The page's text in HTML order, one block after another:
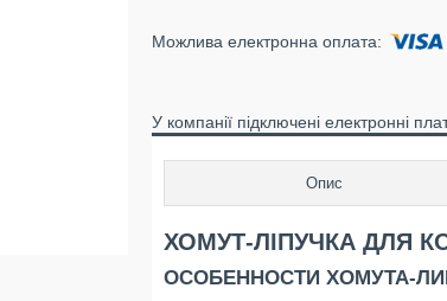
У компанії підключені електронні
Опис
ХОМУТ-ЛІПУЧКА ДЛЯ
ОСОБЕННОСТИ ХОМУТА-